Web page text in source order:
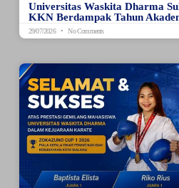
Universitas Waskita Dharma
KKN Berdampak Tahun
29/07/2026 No Comments